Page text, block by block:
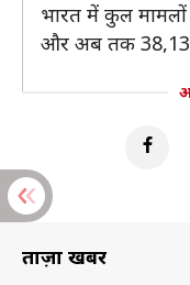
भारत में कुल
और अब तक
ताज़ा खबरें